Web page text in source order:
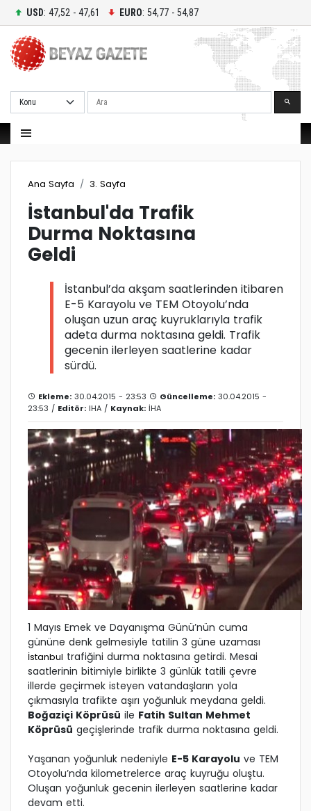
USD: 47,52 - 47,61 EURO: 54,77 - 54,87
Ara
Ana Sayfa 3. Sayfa
İstanbul'da Trafik
Durma Noktasına
Geldi
İstanbul’da akşam saatlerinden itibaren
E-5 Karayolu ve TEM Otoyolu’nda
oluşan uzun araç kuyruklarıyla trafik
adeta durma noktasına geldi. Trafik
gecenin ilerleyen saatlerine kadar
sürdü.
Ekleme: 30.04.2015 - 23:53 Güncelleme: 30.04.2015 -
23:53 / Editör: IHA / Kaynak: İHA
1 Mayıs Emek ve Dayanışma Günü’nün cuma
gününe denk gelmesiyle tatilin 3 güne uzaması
İstanbul trafiğini durma noktasına getirdi. Mesai
saatlerinin bitimiyle birlikte 3 günlük tatili çevre
illerde geçirmek isteyen vatandaşların yola
çıkmasıyla trafikte aşırı yoğunluk meydana geldi.
Boğaziçi Köprüsü ile Fatih Sultan Mehmet
Köprüsü geçişlerinde trafik durma noktasına geldi.
Yaşanan yoğunluk nedeniyle E-5 Karayolu ve TEM
Otoyolu’nda kilometrelerce araç kuyruğu oluştu.
Oluşan yoğunluk gecenin ilerleyen saatlerine kadar
devam etti.